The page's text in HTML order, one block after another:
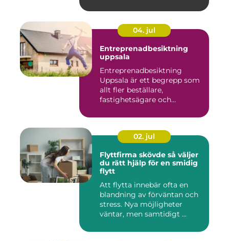
04. jul
Entreprenadbesiktning
uppsala
Entreprenadbesiktning
Uppsala är ett begrepp som
allt fler beställare,
fastighetsägare och
02. jul
Flyttfirma skövde så väljer
du rätt hjälp för en smidig
flytt
Att flytta innebär ofta en
blandning av förväntan och
stress. Nya möjligheter
väntar, men samtidigt ...